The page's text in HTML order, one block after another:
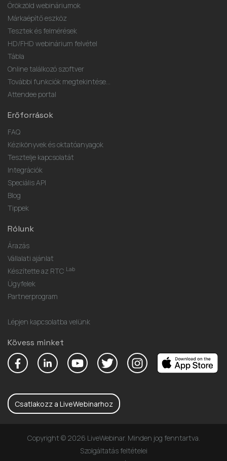
Örökzöld webináriumok
Márkaépítő eszköz
Tesztek és felmérések
HD/FHD webinárium felvétel
Tábla
Online találkozó szoftver
További funkciók megtekintése...
Attendee portal
Erőforrások
FAQ
Kézikönyvek és oktatóanyagok
Tesztelje kapcsolatát
Integrációk
Speciális API
Blog
Tippek
Rólunk
Árazás
Vállalati ajánlat
Készítette az RTC Lab
Ügyfelek
Partnerprogram
Lépjen kapcsolatba velünk
Kövess minket
Csatlakozz a LiveWebinarhoz
Copyright © 2026 LiveWebinar. Minden jog fenntartva.
Szolgáltatás feltételei